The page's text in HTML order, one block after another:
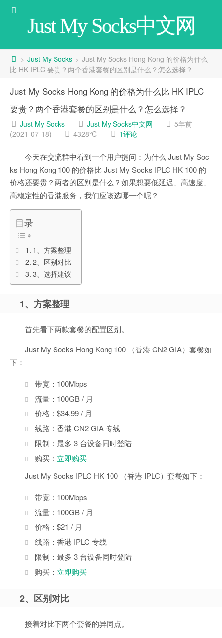
Just My Socks中文网
> Just My Socks > Just My Socks Hong Kong 的价格为什么
比 HK IPLC 要贵？两个香港套餐的区别是什么？怎么选择？
Just My Socks Hong Kong 的价格为什么比 HK IPLC
要贵？两个香港套餐的区别是什么？怎么选择？
Just My Socks Just My Socks中文网
5年前
(2021-07-18)
4328℃ 1评论
今天在交流群中看到一个用户提问：为什么 Just My Soc
ks Hong Kong 100 的价格比 Just My Socks IPLC HK 100 的
价格还要贵？两者的区别是什么？如果想要低延迟、高速度、
高稳定性的香港服务，我们应该选哪一个呢？
目录
1、方案整理
2、区别对比
3、选择建议
1、方案整理
首先看下两款套餐的配置区别。
Just My Socks Hong Kong 100 （香港 CN2 GIA）套餐如
下：
带宽：100Mbps
流量：100GB / 月
价格：$34.99 / 月
线路：香港 CN2 GIA 专线
限制：最多 3 台设备同时登陆
购买： 立即购买
Just My Socks IPLC HK 100 （香港 IPLC）套餐如下：
带宽：100Mbps
流量：100GB / 月
价格：$21 / 月
线路：香港 IPLC 专线
限制：最多 3 台设备同时登陆
购买： 立即购买
2、区别对比
接着对比下两个套餐的异同点。